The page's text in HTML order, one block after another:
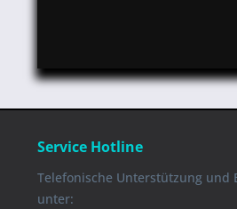
Service Hotline
Telefonische Unterstützung und
unter: